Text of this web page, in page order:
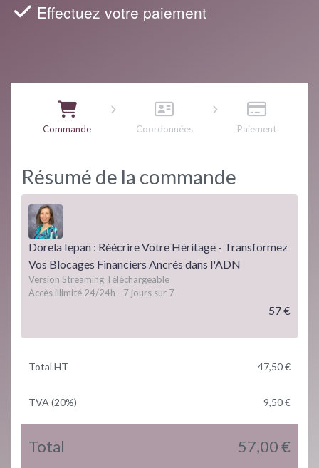
Effectuez votre paiement
Commande Coordonnées Paiement
Résumé de la commande
Dorela Iepan : Réécrire Votre Héritage - Transformez
Vos Blocages Financiers Ancrés dans l'ADN
Version Streaming Téléchargeable
Accès illimité 24/24h - 7 jours sur 7
57 €
Total HT 47,50 €
TVA (20%) 9,50 €
Total 57,00 €